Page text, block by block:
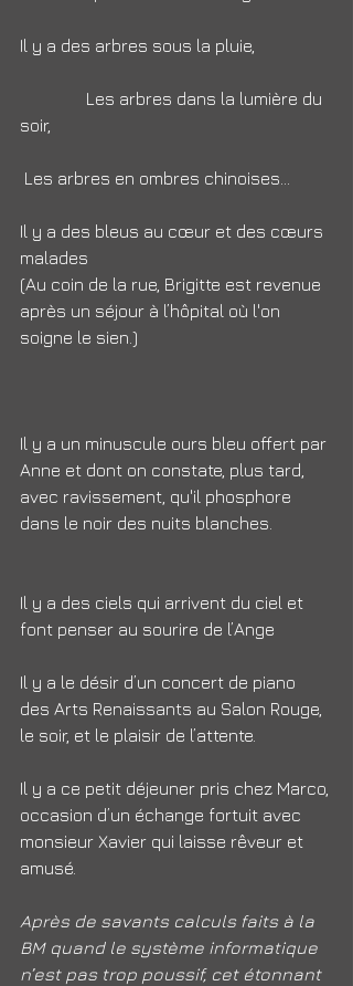
Il y a des arbres sous la pluie,
soir,
Les arbres en ombres chinoises…
Il y a des bleus au cœur et des cœurs
malades
(Au coin de la rue, Brigitte est revenue
après un séjour à l’hôpital où l'on
soigne le sien.)
Il y a un minuscule ours bleu offert par
Anne et dont on constate, plus tard,
avec ravissement, qu'il phosphore
dans le noir des nuits blanches.
Il y a des ciels qui arrivent du ciel et
font penser au sourire de l’Ange
Il y a le désir d’un concert de piano
des Arts Renaissants au Salon Rouge,
le soir, et le plaisir de l’attente.
Il y a ce petit déjeuner pris chez Marco,
occasion d’un échange fortuit avec
monsieur Xavier qui laisse rêveur et
amusé.
Après de savants calculs faits à la
BM quand le système informatique
n’est pas trop poussif, cet étonnant